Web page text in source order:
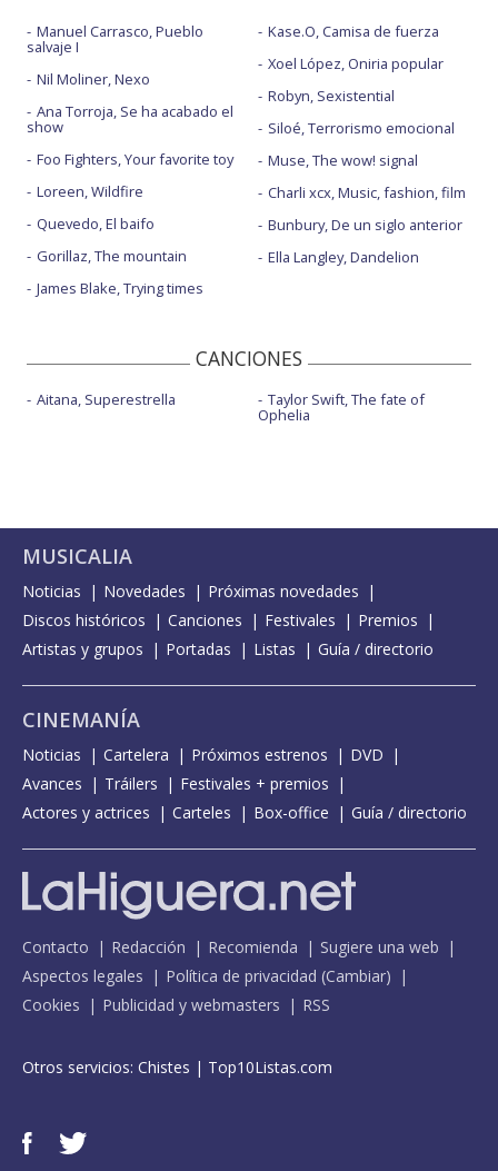
Manuel Carrasco, Pueblo
salvaje I
Nil Moliner, Nexo
Ana Torroja, Se ha acabado el
show
Foo Fighters, Your favorite toy
Loreen, Wildfire
Quevedo, El baifo
Gorillaz, The mountain
James Blake, Trying times
Kase.O, Camisa de fuerza
Xoel López, Oniria popular
Robyn, Sexistential
Siloé, Terrorismo emocional
Muse, The wow! signal
Charli xcx, Music, fashion, film
Bunbury, De un siglo anterior
Ella Langley, Dandelion
CANCIONES
Aitana, Superestrella Taylor Swift, The fate of
Ophelia
MUSICALIA
Noticias Novedades
Próximas novedades
Discos históricos
Canciones Festivales
Premios
Artistas y grupos
Portadas Listas Guía / directorio
CINEMANÍA
Noticias Cartelera Próximos estrenos
DVD
Avances
Tráilers
Festivales + premios
Actores y actrices
Carteles Box-office Guía / directorio
Contacto Redacción Recomienda
Sugiere una web
Aspectos legales
Política de privacidad (Cambiar)
Cookies
Publicidad y webmasters RSS
Otros servicios: Chistes | Top10Listas.com